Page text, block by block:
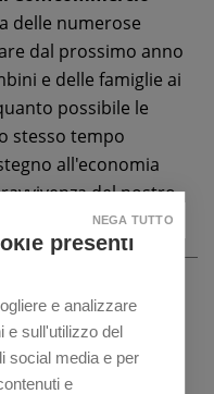
delle numerose
dal prossimo anno
e delle famiglie ai
possibile le
stesso tempo
all'economia
del nostro
data di pubblicazione
Le informazioni
del tempo, subire
pagina, ma in
più attuali.
presenti
e analizzare
e sull'utilizzo del
social media e per
e
NEGA TUTTO